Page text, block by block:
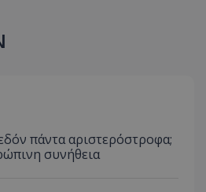
πάντα αριστερόστροφα;
συνήθεια